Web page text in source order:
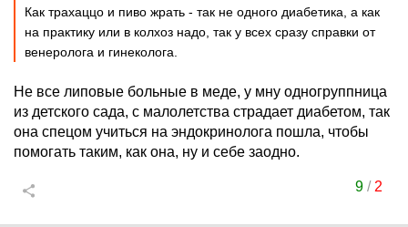
Как трахаццо и пиво жрать - так не одного диабетика, а как
на практику или в колхоз надо, так у всех сразу справки от
венеролога и гинеколога.
Не все липовые больные в меде, у мну одногруппница
из детского сада, с малолетства страдает диабетом, так
она спецом учиться на эндокринолога пошла, чтобы
помогать таким, как она, ну и себе заодно.
9/ 2